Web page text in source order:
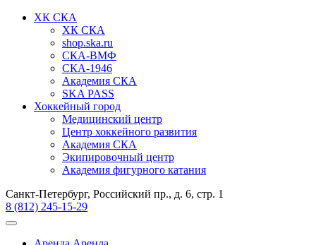
ХК СКА
ХК СКА
shop.ska.ru
СКА-ВМФ
СКА-1946
Академия СКА
SKA PASS
Хоккейный город
Медицинский центр
Центр хоккейного развития
Академия СКА
Экипировочный центр
Академия фигурного катания
Санкт-Петербург, Российский пр., д. 6, стр. 1
8 (812) 245-15-29